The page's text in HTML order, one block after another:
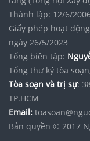
Thành lập: 12/6/
Giấy phép hoạt
ngày 26/5/2023
Tổng biên tập:
Tổng thư ký tòa
Tòa soạn và trị sự:
TP.HCM
Email:
Bản quyền © 2017